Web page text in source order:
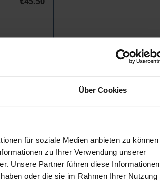
Über Cookies
für soziale Medien anbieten zu können
zu Ihrer Verwendung unserer
Unsere Partner führen diese Informationen
oder die sie im Rahmen Ihrer Nutzung
Bibliographical data